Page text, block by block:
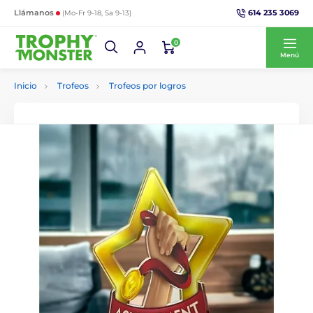
Llámanos (Mo-Fr 9-18, Sa 9-13) 614 235 3069
0
Menú
Inicio Trofeos Trofeos por logros